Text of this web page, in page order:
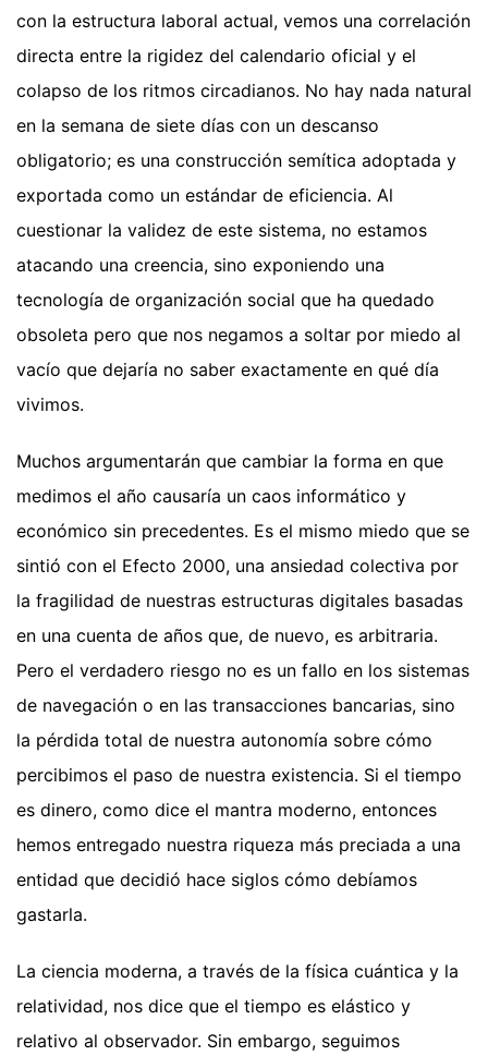
con la estructura laboral actual, vemos una correlación
directa entre la rigidez del calendario oficial y el
colapso de los ritmos circadianos. No hay nada natural
en la semana de siete días con un descanso
obligatorio; es una construcción semítica adoptada y
exportada como un estándar de eficiencia. Al
cuestionar la validez de este sistema, no estamos
atacando una creencia, sino exponiendo una
tecnología de organización social que ha quedado
obsoleta pero que nos negamos a soltar por miedo al
vacío que dejaría no saber exactamente en qué día
vivimos.
Muchos argumentarán que cambiar la forma en que
medimos el año causaría un caos informático y
económico sin precedentes. Es el mismo miedo que se
sintió con el Efecto 2000, una ansiedad colectiva por
la fragilidad de nuestras estructuras digitales basadas
en una cuenta de años que, de nuevo, es arbitraria.
Pero el verdadero riesgo no es un fallo en los sistemas
de navegación o en las transacciones bancarias, sino
la pérdida total de nuestra autonomía sobre cómo
percibimos el paso de nuestra existencia. Si el tiempo
es dinero, como dice el mantra moderno, entonces
hemos entregado nuestra riqueza más preciada a una
entidad que decidió hace siglos cómo debíamos
gastarla.
La ciencia moderna, a través de la física cuántica y la
relatividad, nos dice que el tiempo es elástico y
relativo al observador. Sin embargo, seguimos